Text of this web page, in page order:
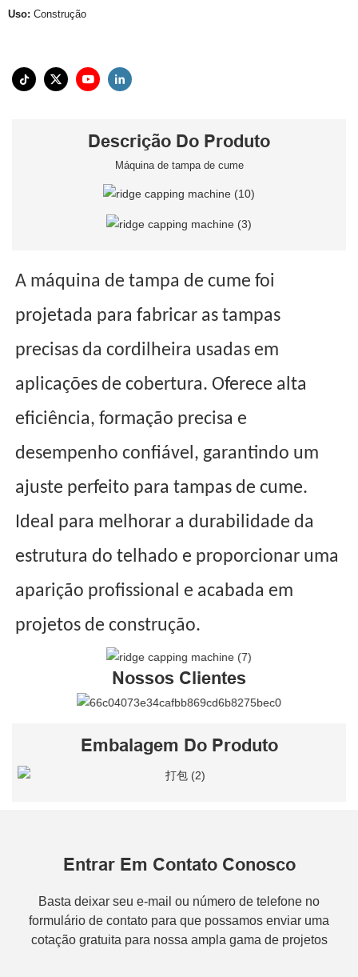
Uso: Construção
Descrição Do Produto
Máquina de tampa de cume
A máquina de tampa de cume foi
projetada para fabricar as tampas
precisas da cordilheira usadas em
aplicações de cobertura. Oferece alta
eficiência, formação precisa e
desempenho confiável, garantindo um
ajuste perfeito para tampas de cume.
Ideal para melhorar a durabilidade da
estrutura do telhado e proporcionar uma
aparição profissional e acabada em
projetos de construção.
Nossos Clientes
Embalagem Do Produto
Entrar Em Contato Conosco
Basta deixar seu e-mail ou número de telefone no
formulário de contato para que possamos enviar uma
cotação gratuita para nossa ampla gama de projetos